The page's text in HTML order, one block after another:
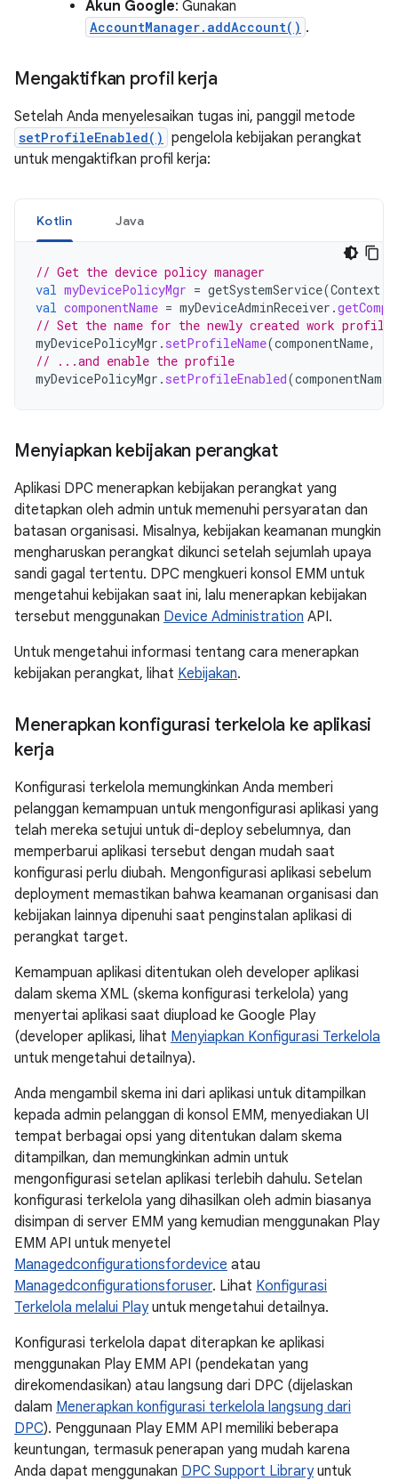
Akun Google: Gunakan
AccountManager.addAccount() .
Mengaktifkan profil kerja
Setelah Anda menyelesaikan tugas ini, panggil metode
setProfileEnabled() pengelola kebijakan perangkat
untuk mengaktifkan profil kerja:
Kotlin Java
// Get the device policy manager
val myDevicePolicyMgr = getSystemService(Context
val componentName = myDeviceAdminReceiver .
// Set the name for the newly created work profile.
myDevicePolicyMgr . setProfileName(componentName,
// ...and enable the profile
myDevicePolicyMgr . setProfileEnabled(componentName
Menyiapkan kebijakan perangkat
Aplikasi DPC menerapkan kebijakan perangkat yang
ditetapkan oleh admin untuk memenuhi persyaratan dan
batasan organisasi. Misalnya, kebijakan keamanan mungkin
mengharuskan perangkat dikunci setelah sejumlah upaya
sandi gagal tertentu. DPC mengkueri konsol EMM untuk
mengetahui kebijakan saat ini, lalu menerapkan kebijakan
tersebut menggunakan Device Administration API.
Untuk mengetahui informasi tentang cara menerapkan
kebijakan perangkat, lihat Kebijakan.
Menerapkan konfigurasi terkelola ke aplikasi
kerja
Konfigurasi terkelola memungkinkan Anda memberi
pelanggan kemampuan untuk mengonfigurasi aplikasi yang
telah mereka setujui untuk di-deploy sebelumnya, dan
memperbarui aplikasi tersebut dengan mudah saat
konfigurasi perlu diubah. Mengonfigurasi aplikasi sebelum
deployment memastikan bahwa keamanan organisasi dan
kebijakan lainnya dipenuhi saat penginstalan aplikasi di
perangkat target.
Kemampuan aplikasi ditentukan oleh developer aplikasi
dalam skema XML (skema konfigurasi terkelola) yang
menyertai aplikasi saat diupload ke Google Play
(developer aplikasi, lihat Menyiapkan Konfigurasi Terkelola
untuk mengetahui detailnya).
Anda mengambil skema ini dari aplikasi untuk ditampilkan
kepada admin pelanggan di konsol EMM, menyediakan UI
tempat berbagai opsi yang ditentukan dalam skema
ditampilkan, dan memungkinkan admin untuk
mengonfigurasi setelan aplikasi terlebih dahulu. Setelan
konfigurasi terkelola yang dihasilkan oleh admin biasanya
disimpan di server EMM yang kemudian menggunakan Play
EMM API untuk menyetel
Managedconfigurationsfordevice atau
Managedconfigurationsforuser. Lihat Konfigurasi
Terkelola melalui Playuntuk mengetahui detailnya.
Konfigurasi terkelola dapat diterapkan ke aplikasi
menggunakan Play EMM API (pendekatan yang
direkomendasikan) atau langsung dari DPC (dijelaskan
dalam Menerapkan konfigurasi terkelola langsung dari
DPC). Penggunaan Play EMM API memiliki beberapa
keuntungan, termasuk penerapan yang mudah karena
Anda dapat menggunakan DPC Support Libraryuntuk